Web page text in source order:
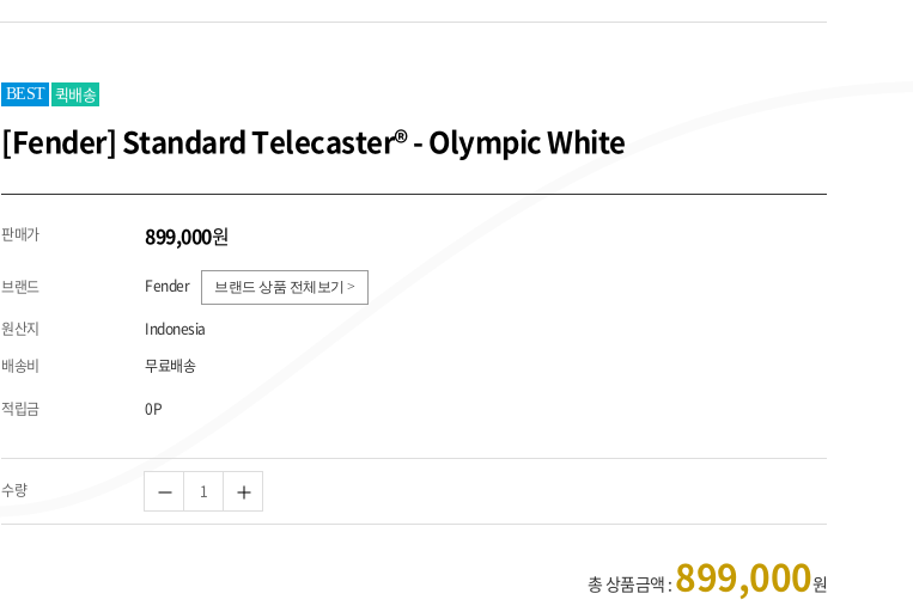
BEST 퀵배송
[Fender] Standard Telecaster® - Olympic White
판매가 899,000원
브랜드 Fender 브랜드 상품 전체보기 >
원산지
Indonesia
배송비
무료배송
적립금
0P
수량
총 상품금액 : 899,000원